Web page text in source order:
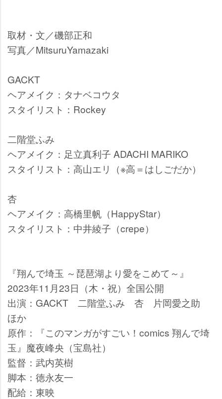
取材・文／磯部正和
写真／MitsuruYamazaki
GACKT
ヘアメイク：タナベコウタ
スタイリスト：Rockey
二階堂ふみ
ヘアメイク：足立真利子 ADACHI MARIKO
スタイリスト：高山エリ（※高＝はしごだか）
杏
ヘアメイク：高橋里帆（HappyStar）
スタイリスト：中井綾子（crepe）
『翔んで埼玉 ～琵琶湖より愛をこめて～』
2023年11月23日（木・祝）全国公開
出演：GACKT 二階堂ふみ 杏 片岡愛之助
ほか
原作：『このマンガがすごい！comics 翔んで埼
玉』魔夜峰央（宝島社）
監督：武内英樹
脚本：徳永友一
配給：東映